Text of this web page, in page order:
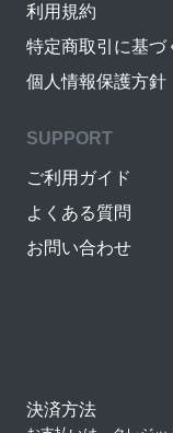
利用規約
特定商取引に基づ
個人情報保護方針
SUPPORT
ご利用ガイド
よくある質問
お問い合わせ
決済方法